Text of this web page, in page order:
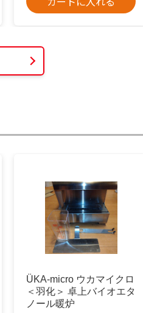
ÜKA-micro ウカマイクロ
＜羽化＞ 卓上バイオエタ
ノール暖炉